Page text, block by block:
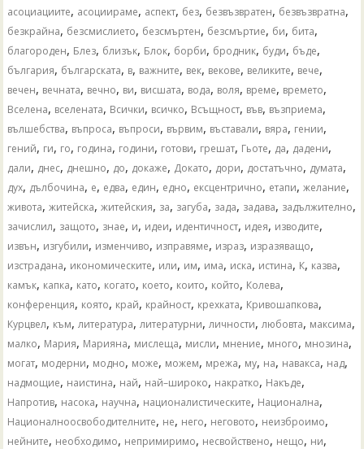
асоциациите, асоциираме, аспект, без, безвъзвратен, безвъзвратна,
безкрайна, безсмислието, безсмъртен, безсмъртие, би, бита,
благороден, Блез, близък, Блок, борби, бродник, буди, бъде,
българия, българската, в, важните, век, векове, великите, вече,
вечен, вечната, вечно, ви, висшата, вода, воля, време, времето,
Вселена, вселената, Всички, всичко, Всъщност, във, възприема,
вълшебства, въпроса, въпроси, вървим, въставали, вяра, гении,
гений, ги, го, година, години, готови, грешат, Гьоте, да, дадени,
дали, днес, днешно, до, докаже, Докато, дори, достатъчно, думата,
дух, дълбочина, е, едва, един, едно, ексцентрично, етапи,желание,
живота,житейска,житейския, за, загуба, зада, задава, задължително,
зачислил, защото, знае, и, идеи, идентичност, идея, изводите,
извън, изгубили, изменчиво, изправяме, израз, изразяващо,
изстрадана, икономическите, или, им, има, иска, истина, К, казва,
камък, капка, като, когато, което, които, който, Колева,
конференция, която, край, крайност, крехката, Кривошапкова,
Курцвел, към,литература,литературни,личности,любовта, максима,
малко, Мария, Марияна, мислеща, мисли, мнение, много, мнозина,
могат, модерни, модно, може, можем, мрежа, му, на, навакса, над,
надмощие, наистина, най, най–широко, накратко, Накъде,
Напротив, насока, научна, националистическите, Национална,
Националноосвободителните, не, него, неговото, неизброимо,
нейните, необходимо, непримиримо, несвойствено, нещо, ни,